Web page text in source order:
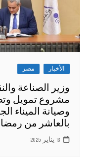
الأخبار مصر
وزير الصناعة
مشروع تمويل
وصيانة الميناء
بالعاشر من
13 يناير 2025